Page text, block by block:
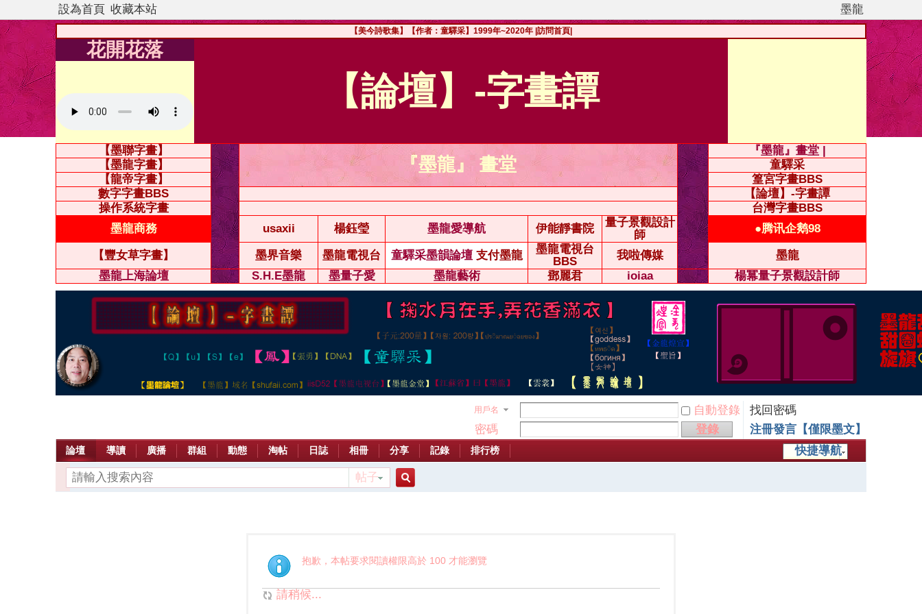
設為首頁 收藏本站 墨龍
【美今詩歌集】【作者：童驛采】1999年~2020年 |訪問首頁|
花開花落
【論壇】-字畫譚
【墨聯字畫】
『墨龍』 畫堂
『墨龍』畫堂 |
【墨龍字畫】
童驛采
【龍帝字畫】
篁宮字畫BBS
數字字畫BBS
【論壇】-字畫譚
操作系統字畫
台灣字畫BBS
墨龍商務
usaxii 楊鈺瑩 墨龍愛導航 伊能靜書院
量子景觀設計
師
●腾讯企鹅98
【豐女草字畫】 墨界音樂 墨龍電視台 童驛采墨韻論壇 支付墨龍
墨龍電視台
BBS
我啦傳媒
墨龍
墨龍上海論壇
S.H.E墨龍 墨量子愛 墨龍藝術 鄧麗君 ioiaa 楊冪量子景觀設計師
用戶名 自動登錄
找回密碼
密碼
登錄
注冊發言【僅限墨文】
快捷導航
論壇 導讀 廣播 群組 動態 淘帖 日誌 相冊 分享 記錄 排行榜
帖子
索
抱歉，本帖要求閱讀權限高於 100 才能瀏覽
請稍候...